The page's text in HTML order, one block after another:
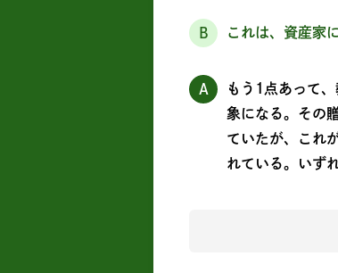
B これは、資産家
A
もう1点あって
象になる。その
ていたが、これ
れている。いず